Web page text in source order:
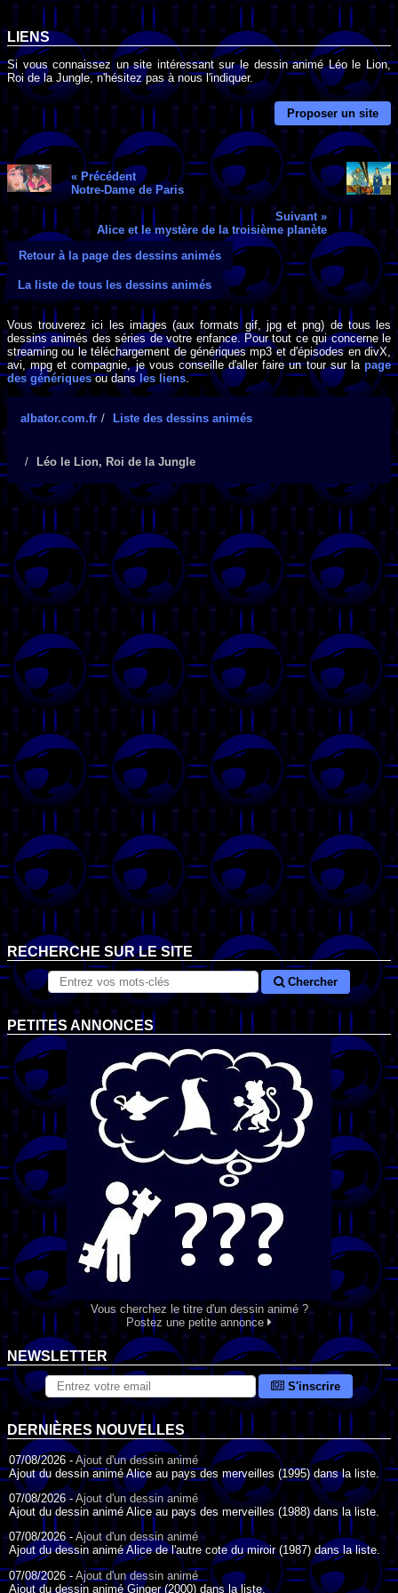
LIENS
Si vous connaissez un site intéressant sur le dessin animé Léo le Lion,
Roi de la Jungle, n'hésitez pas à nous l'indiquer.
Proposer un site
« Précédent
Notre-Dame de Paris
Suivant »
Alice et le mystère de la troisième planète
Retour à la page des dessins animés
La liste de tous les dessins animés
Vous trouverez ici les images (aux formats gif, jpg et png) de tous les
dessins animés des séries de votre enfance. Pour tout ce qui concerne le
streaming ou le téléchargement de génériques mp3 et d'épisodes en divX,
avi, mpg et compagnie, je vous conseille d'aller faire un tour sur la page
des génériquesou dans les liens.
albator.com.fr Liste des dessins animés
Léo le Lion, Roi de la Jungle
RECHERCHE SUR LE SITE
Chercher
PETITES ANNONCES
Vous cherchez le titre d'un dessin animé ?
Postez une petite annonce
NEWSLETTER
S'inscrire
DERNIÈRES NOUVELLES
07/08/2026 - Ajout d'un dessin animé
Ajout du dessin animé Alice au pays des merveilles (1995) dans la liste.
07/08/2026 -Ajout d'un dessin animé
Ajout du dessin animé Alice au pays des merveilles (1988) dans la liste.
07/08/2026 -Ajout d'un dessin animé
Ajout du dessin animé Alice de l'autre cote du miroir (1987) dans la liste.
07/08/2026 - Ajout d'un dessin animé
Ajout du dessin animé Ginger (2000) dans la liste.